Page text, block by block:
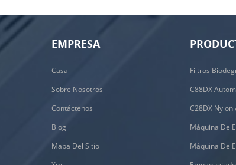
EMPRESA
Casa
Sobre Nosotros
Contáctenos
Blog
Mapa Del Sitio